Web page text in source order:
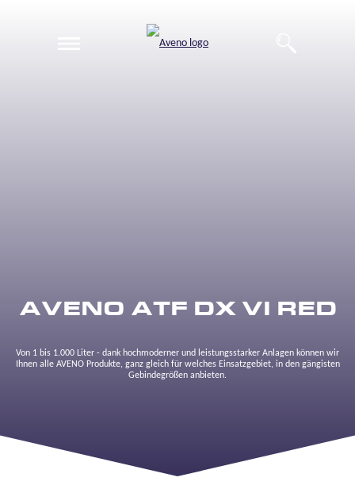
AVENO ATF DX VI RED
Von 1 bis 1.000 Liter - dank hochmoderner und leistungsstarker Anlagen können wir
Ihnen alle AVENO Produkte, ganz gleich für welches Einsatzgebiet, in den gängisten
Gebindegrößen anbieten.